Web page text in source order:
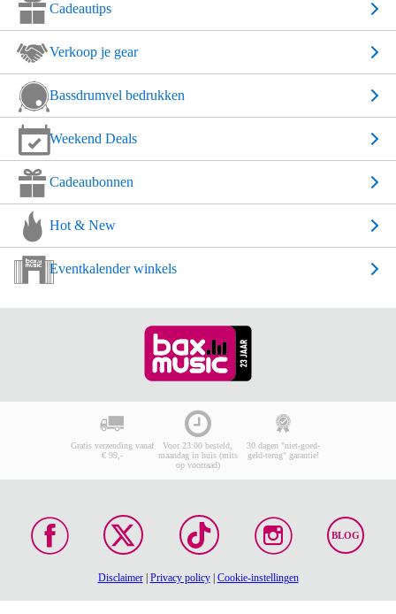
Cadeautips
Verkoop je gear
Bassdrumvel bedrukken
Weekend Deals
Cadeaubonnen
Hot & New
Eventkalender winkels
Gratis verzending vanaf
€ 99,-
Voor 23:00 besteld,
maandag in huis (mits
op voorraad)
30 dagen "niet-goed-
geld-terug" garantie!
BLOG
Disclaimer| Privacy policy| Cookie-instellingen